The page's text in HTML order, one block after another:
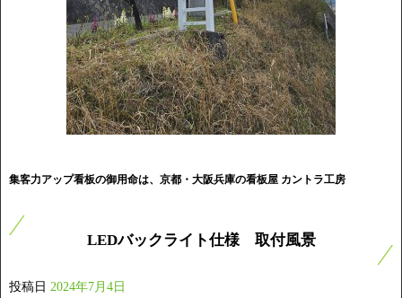
集客力アップ看板の御用命は、京都・大阪兵庫の看板屋 カントラ工房
LEDバックライト仕様 取付風景
投稿日 2024年7月4日